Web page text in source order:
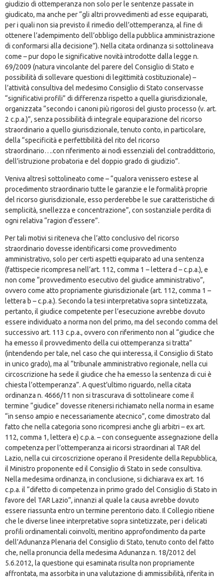
giudizio di ottemperanza non solo per le sentenze passate in
giudicato, ma anche per “gli altri provvedimenti ad esse equiparati,
per i quali non sia previsto il rimedio dell’ottemperanza, al fine di
ottenere l’adempimento dell’obbligo della pubblica amministrazione
di conformarsi alla decisione”). Nella citata ordinanza si sottolineava
come – pur dopo le significative novità introdotte dalla legge n.
69/2009 (natura vincolante del parere del Consiglio di Stato e
possibilità di sollevare questioni di legittimità costituzionale) –
l’attività consultiva del medesimo Consiglio di Stato conservasse
“significativi profili” di differenza rispetto a quella giurisdizionale,
organizzata “secondo i canoni più rigorosi del giusto processo (v. art.
2 c.p.a.)”, senza possibilità di integrale equiparazione del ricorso
straordinario a quello giurisdizionale, tenuto conto, in particolare,
della “specificità e perfettibilità del rito del ricorso
straordinario….con riferimento ai nodi essenziali del contraddittorio,
dell’istruzione probatoria e del doppio grado di giudizio”.
Veniva altresì sottolineato come – “qualora venissero estese al
procedimento straordinario tutte le garanzie e le formalità proprie
del ricorso giurisdizionale, esso perderebbe le sue caratteristiche di
semplicità, snellezza e concentrazione”, con sostanziale perdita di
ogni relativa “ragion d’essere”.
Per tali motivi si riteneva che l’atto conclusivo del ricorso
straordinario dovesse identificarsi come provvedimento
amministrativo, solo per certi aspetti equiparato ad una sentenza
(fattispecie ricompresa nell’art. 112, comma 1 – lettera d – c.p.a.), e
non come “provvedimento esecutivo del giudice amministrativo”,
ovvero come atto propriamente giurisdizionale (art. 112, comma 1 –
lettera b – c.p.a.). Secondo la tesi interpretativa sopra sintetizzata,
pertanto, il giudice competente per l’esecuzione avrebbe dovuto
essere individuato a norma non del primo, ma del secondo comma del
successivo art. 113 c.p.a., ovvero con riferimento non al “giudice che
ha emesso il provvedimento della cui ottemperanza si tratta”
(intendendo per tale, nel caso che qui interessa, il Consiglio di Stato
in unico grado), ma al “tribunale amministrativo regionale, nella cui
circoscrizione ha sede il giudice che ha emesso la sentenza di cui è
chiesta l’ottemperanza”. A quest’ultimo riguardo, nella citata
ordinanza n. 4666/11 non si trascurava di sottolineare come il
termine “giudice” dovesse ritenersi richiamato nella norma in esame
“in senso ampio e necessariamente atecnico”, come dimostrato dal
fatto che nella categoria sono ricompresi anche gli arbitri – ex art.
112, comma 1, lettera e) c.p.a. – con conseguente assegnazione della
competenza per l’ottemperanza ai ricorsi straordinari al TAR del
Lazio, nella cui circoscrizione operano il Presidente della Repubblica,
il Ministro proponente ed il Consiglio di Stato in sede consultiva.
Nella medesima ordinanza, in conclusione, si dichiarava ex art. 16
c.p.a. il “difetto di competenza in primo grado del Consiglio di Stato in
favore del TAR Lazio”, innanzi al quale la causa avrebbe dovuto
essere riassunta entro un termine perentorio dato. Il Collegio ritiene
che le diverse linee interpretative sopra sintetizzate, per i delicati
profili ordinamentali coinvolti, meritino approfondimento da parte
dell’Adunanza Plenaria del Consiglio di Stato, tenuto conto del fatto
che, nella pronuncia della medesima Adunanza n. 18/2012 del
5.6.2012, la questione qui esaminata risulta non propriamente
affrontata, ma assorbita in una valutazione di ammissibilità, riferita in